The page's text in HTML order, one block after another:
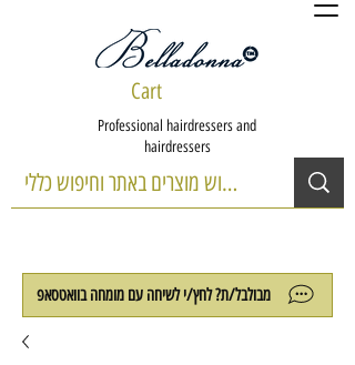
Cart
Professional hairdressers and
hairdressers
מבולבל/ת? לחץ/י לשיחה עם מומחה בוואטסאפ